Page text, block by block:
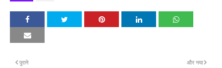
और नया
पुराने